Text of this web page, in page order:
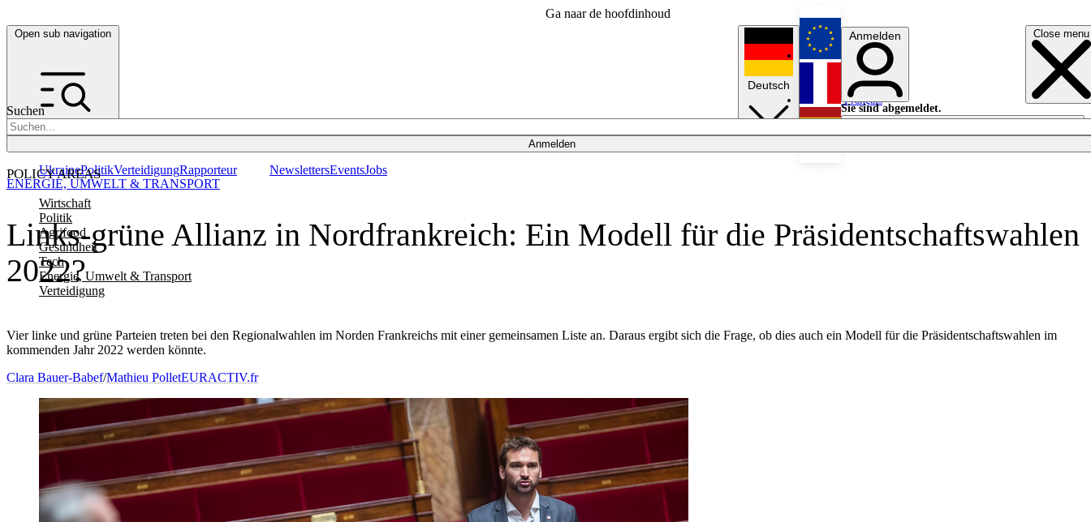
Ga naar de hoofdinhoud
Open sub navigation Close menu
Suchen
Anmelden
POLICY AREAS
Wirtschaft
Politik
Agrifood
Gesundheit
Tech
Energie, Umwelt & Transport
Verteidigung
UkrainePolitikVerteidigungRapporteur NewslettersEventsJobs
Deutsch
English
Français
Anmelden
Sie sind abgemeldet.
Anmelden
Licht aus
Links-grüne Allianz in Nordfrankreich: Ein Modell für die Präsidentschaftswahlen
2022?
Vier linke und grüne Parteien treten bei den Regionalwahlen im Norden Frankreichs mit einer gemeinsamen Liste an. Daraus ergibt sich die Frage, ob dies auch ein Modell für die Präsidentschaftswahlen im
kommenden Jahr 2022 werden könnte.
ENERGIE, UMWELT & TRANSPORT
Clara Bauer-Babef/Mathieu PolletEURACTIV.fr